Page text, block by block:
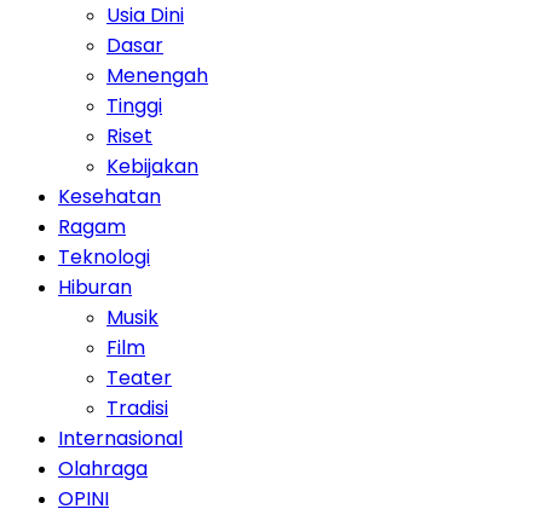
Usia Dini
Dasar
Menengah
Tinggi
Riset
Kebijakan
Kesehatan
Ragam
Teknologi
Hiburan
Musik
Film
Teater
Tradisi
Internasional
Olahraga
OPINI